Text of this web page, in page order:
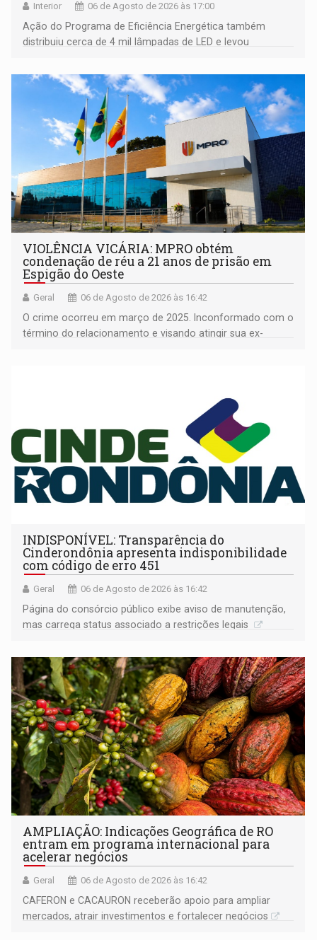
Interior 06 de Agosto de 2026 às 17:00
Ação do Programa de Eficiência Energética também
distribuiu cerca de 4 mil lâmpadas de LED e levou
comunidade
VIOLÊNCIA VICÁRIA: MPRO obtém
condenação de réu a 21 anos de prisão em
Espigão do Oeste
Geral 06 de Agosto de 2026 às 16:42
O crime ocorreu em março de 2025. Inconformado com o
término do relacionamento e visando atingir sua ex-
INDISPONÍVEL: Transparência do
Cinderondônia apresenta indisponibilidade
com código de erro 451
Geral 06 de Agosto de 2026 às 16:42
Página do consórcio público exibe aviso de manutenção,
mas carrega status associado a restrições legais
AMPLIAÇÃO: Indicações Geográfica de RO
entram em programa internacional para
acelerar negócios
Geral 06 de Agosto de 2026 às 16:42
CAFERON e CACAURON receberão apoio para ampliar
mercados, atrair investimentos e fortalecer negócios